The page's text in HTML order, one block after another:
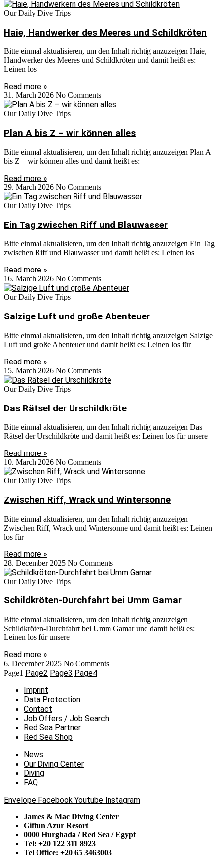
Our Daily Dive Trips
Haie, Handwerker des Meeres und Schildkröten
Bitte einmal aktualisieren, um den Inhalt richtig anzuzeigen Haie,
Handwerker des Meeres und Schildkröten und damit heißt es:
Leinen los
Read more »
31. March 2026 No Comments
Our Daily Dive Trips
Plan A bis Z – wir können alles
Bitte einmal aktualisieren, um den Inhalt richtig anzuzeigen Plan A
bis Z – wir können alles und damit heißt es:
Read more »
29. March 2026 No Comments
Our Daily Dive Trips
Ein Tag zwischen Riff und Blauwasser
Bitte einmal aktualisieren, um den Inhalt richtig anzuzeigen Ein Tag
zwischen Riff und Blauwasser und damit heißt es: Leinen los
Read more »
16. March 2026 No Comments
Our Daily Dive Trips
Salzige Luft und große Abenteuer
Bitte einmal aktualisieren, um den Inhalt richtig anzuzeigen Salzige
Luft und große Abenteuer und damit heißt es: Leinen los für
Read more »
15. March 2026 No Comments
Our Daily Dive Trips
Das Rätsel der Urschildkröte
Bitte einmal aktualisieren, um den Inhalt richtig anzuzeigen Das
Rätsel der Urschildkröte und damit heißt es: Leinen los für unsere
Read more »
10. March 2026 No Comments
Our Daily Dive Trips
Zwischen Riff, Wrack und Wintersonne
Bitte einmal aktualisieren, um den Inhalt richtig anzuzeigen
Zwischen Riff, Wrack und Wintersonne und damit heißt es: Leinen
los für
Read more »
28. December 2025 No Comments
Our Daily Dive Trips
Schildkröten-Durchfahrt bei Umm Gamar
Bitte einmal aktualisieren, um den Inhalt richtig anzuzeigen
Schildkröten-Durchfahrt bei Umm Gamar und damit heißt es:
Leinen los für unsere
Read more »
6. December 2025 No Comments
Page1 Page2 Page3 Page4
Imprint
Data Protection
Contact
Job Offers / Job Search
Red Sea Partner
Red Sea Shop
News
Our Diving Center
Diving
FAQ
Envelope Facebook Youtube Instagram
James & Mac Diving Center
Giftun Azur Resort
0000 Hurghada / Red Sea / Egypt
Tel: +20 122 311 8923
Tel Office: +20 65 3463003